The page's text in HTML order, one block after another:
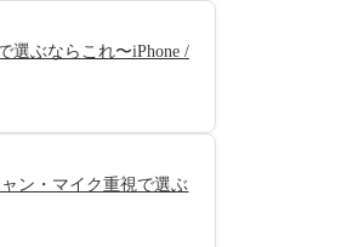
選ぶならこれ〜iPhone /
ン・マイク重視で選ぶ